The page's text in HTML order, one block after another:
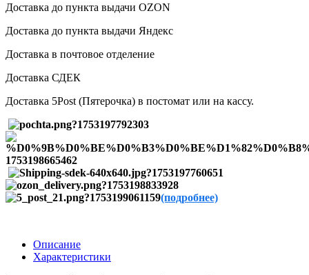
Доставка до пункта выдачи OZON
Доставка до пункта выдачи Яндекс
Доставка в почтовое отделение
Доставка СДЕК
Доставка 5Post (Пятерочка) в постомат или на кассу.
(подробнее)
Описание
Характеристики